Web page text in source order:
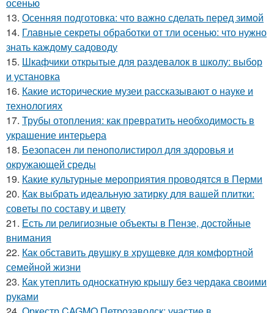
13. Осенняя подготовка: что важно сделать перед зимой
14. Главные секреты обработки от тли осенью: что нужно
знать каждому садоводу
15. Шкафчики открытые для раздевалок в школу: выбор
и установка
16. Какие исторические музеи рассказывают о науке и
технологиях
17. Трубы отопления: как превратить необходимость в
украшение интерьера
18. Безопасен ли пенополистирол для здоровья и
окружающей среды
19. Какие культурные мероприятия проводятся в Перми
20. Как выбрать идеальную затирку для вашей плитки:
советы по составу и цвету
21. Есть ли религиозные объекты в Пензе, достойные
внимания
22. Как обставить двушку в хрущевке для комфортной
семейной жизни
23. Как утеплить односкатную крышу без чердака своими
руками